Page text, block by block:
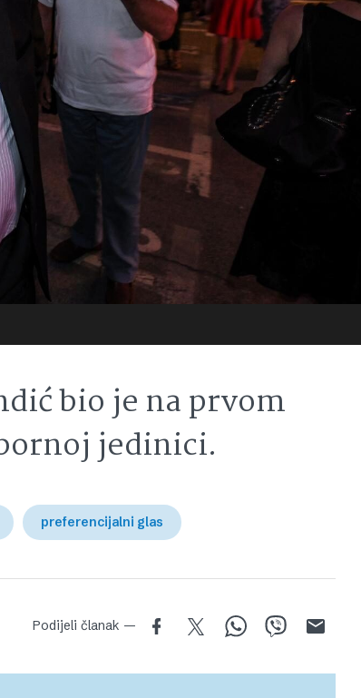
bio je na prvom
jedinici.
preferencijalni glas
Podijeli članak —